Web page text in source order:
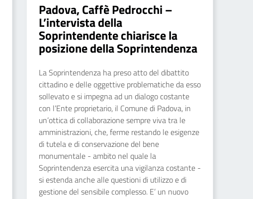
Padova, Caffè Pedrocchi –
L’intervista della
Soprintendente chiarisce la
posizione della Soprintendenza
La Soprintendenza ha preso atto del dibattito
cittadino e delle oggettive problematiche da esso
sollevato e si impegna ad un dialogo costante
con l’Ente proprietario, il Comune di Padova, in
un’ottica di collaborazione sempre viva tra le
amministrazioni, che, ferme restando le esigenze
di tutela e di conservazione del bene
monumentale - ambito nel quale la
Soprintendenza esercita una vigilanza costante -
si estenda anche alle questioni di utilizzo e di
gestione del sensibile complesso. E’ un nuovo